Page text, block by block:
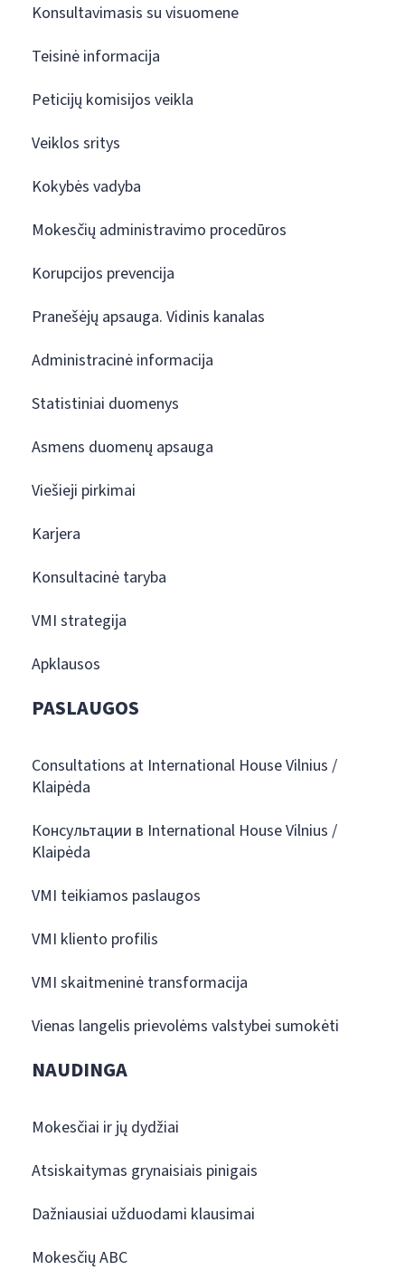
Konsultavimasis su visuomene
Teisinė informacija
Peticijų komisijos veikla
Veiklos sritys
Kokybės vadyba
Mokesčių administravimo procedūros
Korupcijos prevencija
Pranešėjų apsauga. Vidinis kanalas
Administracinė informacija
Statistiniai duomenys
Asmens duomenų apsauga
Viešieji pirkimai
Karjera
Konsultacinė taryba
VMI strategija
Apklausos
PASLAUGOS
Consultations at International House Vilnius /
Klaipėda
Консультации в International House Vilnius /
Klaipėda
VMI teikiamos paslaugos
VMI kliento profilis
VMI skaitmeninė transformacija
Vienas langelis prievolėms valstybei sumokėti
NAUDINGA
Mokesčiai ir jų dydžiai
Atsiskaitymas grynaisiais pinigais
Dažniausiai užduodami klausimai
Mokesčių ABC